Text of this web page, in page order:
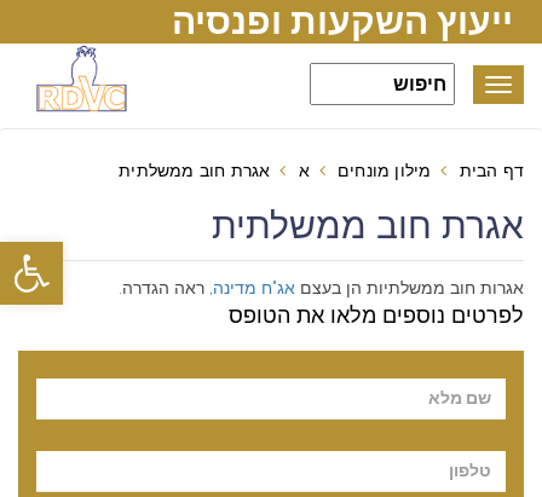
פתח
ייעוץ השקעות ופנסיה
Toggle
דף הבית מילון מונחים א אגרת חוב ממשלתית
אגרת חוב ממשלתית
אגרות חוב ממשלתיות הן בעצם אג"ח מדינה , ראה הגדרה.
לפרטים נוספים מלאו את הטופס